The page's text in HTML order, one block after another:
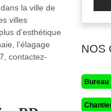
la ville de
villes
d’esthétique
l’élagage
contactez-
NOS
Bureau